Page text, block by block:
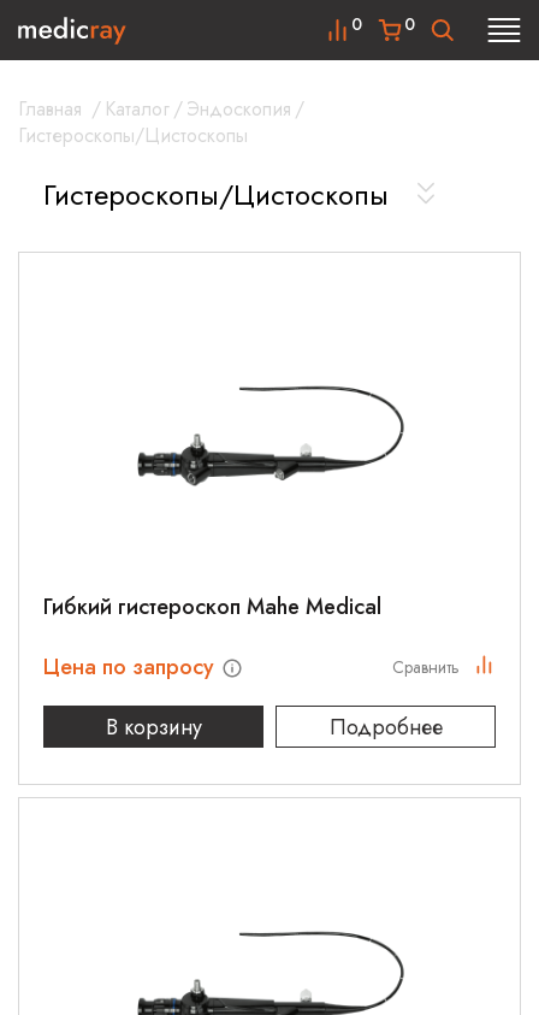
0
0
Главная / Каталог/Эндоскопия /
Гистероскопы/Цистоскопы
Гистероскопы/Цистоскопы
Гибкий гистероскоп Mahe Medical
Цена по запросу
В корзину
Подробнее
Сравнить